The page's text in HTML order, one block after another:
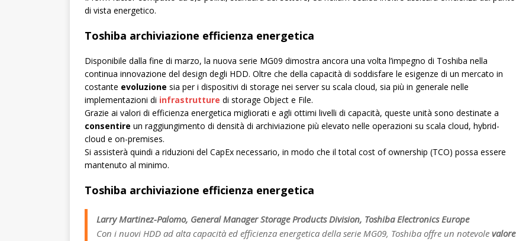
di vista energetico.
Toshiba archiviazione efficienza energetica
Disponibile dalla fine di marzo, la nuova serie MG09 dimostra ancora una volta l’impegno di Toshiba nella
continua innovazione del design degli HDD. Oltre che della capacità di soddisfare le esigenze di un mercato in
costante evoluzione sia per i dispositivi di storage nei server su scala cloud, sia più in generale nelle
implementazioni di infrastrutture di storage Object e File.
Grazie ai valori di efficienza energetica migliorati e agli ottimi livelli di capacità, queste unità sono destinate a
consentire un raggiungimento di densità di archiviazione più elevato nelle operazioni su scala cloud, hybrid-
cloud e on-premises.
Si assisterà quindi a riduzioni del CapEx necessario, in modo che il total cost of ownership (TCO) possa essere
mantenuto al minimo.
Toshiba archiviazione efficienza energetica
Larry Martinez-Palomo, General Manager Storage Products Division, Toshiba Electronics Europe
Con i nuovi HDD ad alta capacità ed efficienza energetica della serie MG09, Toshiba offre un notevole valore